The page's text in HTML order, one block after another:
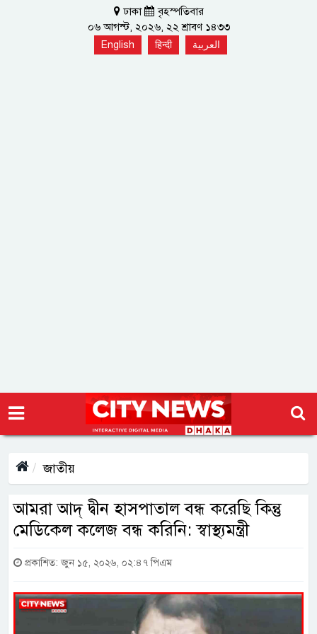
ঢাকা
বৃহস্পতিবার
০৬ আগস্ট, ২০২৬, ২২ শ্রাবণ ১৪৩৩
English हिन्दी العربية
জাতীয়
আমরা আদ্ দ্বীন হাসপাতাল বন্ধ করেছি কিন্তু
মেডিকেল কলেজ বন্ধ করিনি: স্বাস্থ্যমন্ত্রী
প্রকাশিত: জুন ১৫, ২০২৬, ০২:৪৭ পিএম